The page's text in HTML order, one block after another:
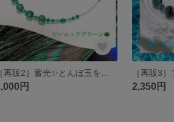
円 2,350円